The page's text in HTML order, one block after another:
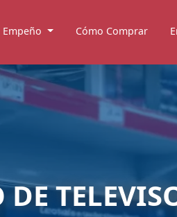
Empeño Cómo Comprar